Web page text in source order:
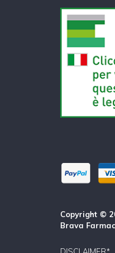
Copyright ©
Brava